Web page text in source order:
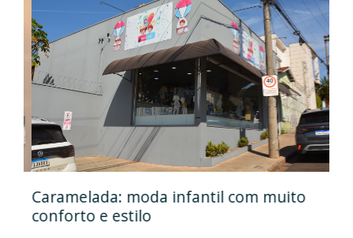
Caramelada: moda infantil com muito
conforto e estilo